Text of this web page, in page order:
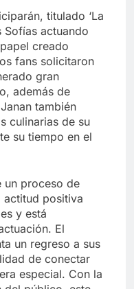
titulado ‘La
Sofías actuando
creado
fans solicitaron
gran
además de
también
culinarias de su
su tiempo en el
un proceso de
actitud positiva
y está
El
un regreso a sus
de conectar
especial. Con la